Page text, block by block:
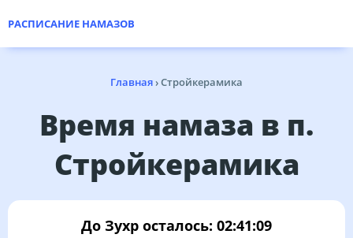
РАСПИСАНИЕ НАМАЗОВ
Главная›Стройкерамика
Время намаза в п.
Стройкерамика
До Зухр осталось: 02:41:09